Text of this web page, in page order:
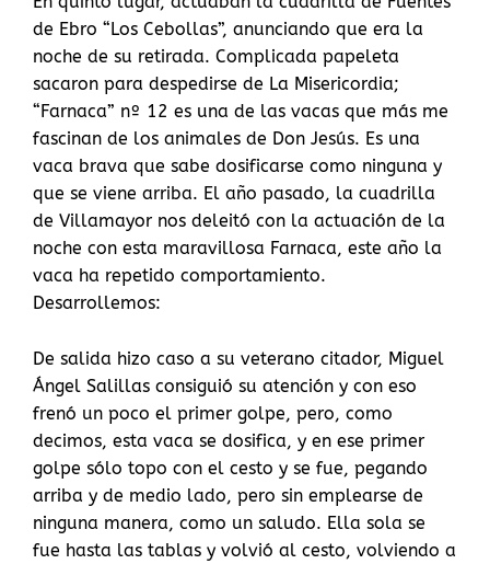
de Ebro “Los Cebollas”, anunciando que era la
noche de su retirada. Complicada papeleta
sacaron para despedirse de La Misericordia;
“Farnaca” nº 12 es una de las vacas que más me
fascinan de los animales de Don Jesús. Es una
vaca brava que sabe dosificarse como ninguna y
que se viene arriba. El año pasado, la cuadrilla
de Villamayor nos deleitó con la actuación de la
noche con esta maravillosa Farnaca, este año la
vaca ha repetido comportamiento.
Desarrollemos:
De salida hizo caso a su veterano citador, Miguel
Ángel Salillas consiguió su atención y con eso
frenó un poco el primer golpe, pero, como
decimos, esta vaca se dosifica, y en ese primer
golpe sólo topo con el cesto y se fue, pegando
arriba y de medio lado, pero sin emplearse de
ninguna manera, como un saludo. Ella sola se
fue hasta las tablas y volvió al cesto, volviendo a